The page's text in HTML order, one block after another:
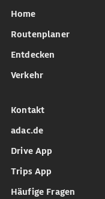
Home
Routenplaner
Entdecken
Verkehr
Kontakt
adac.de
Drive App
Trips App
Häufige Fragen